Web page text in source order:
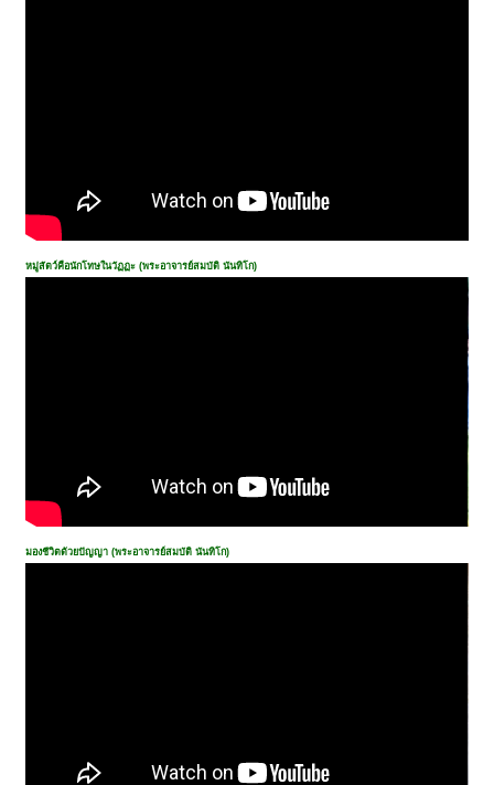
หมู่สัตว์คือนักโทษในวัฏฏะ (พระอาจารย์สมบัติ นันทิโก)
มองชีวิตด้วยปัญญา (พระอาจารย์สมบัติ นันทิโก)